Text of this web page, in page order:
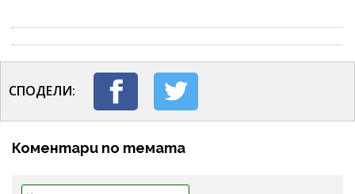
СПОДЕЛИ:
Коментари по темата